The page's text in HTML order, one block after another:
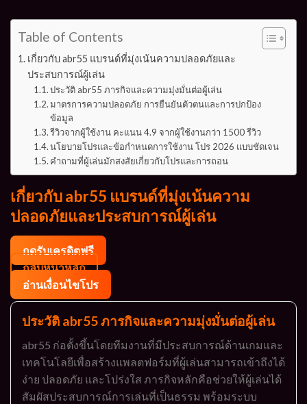
Table of Contents
เกี่ยวกับ abr55 แบรนด์ที่มุ่งเน้นความปลอดภัยและ
ประสบการณ์ผู้เล่น
ประวัติ abr55 ภารกิจและความมุ่งมั่นต่อผู้เล่น
มาตรการความปลอดภัย การยืนยันตัวตนและการปกป้อง
ข้อมูล
รีวิวจากผู้ใช้งาน คะแนน 4.9 จากผู้ใช้งานกว่า 1500 รีวิว
นโยบายโปรและข้อกำหนดการใช้งาน โปร 2026 แบบชัดเจน
คำถามที่ผู้เล่นมักสงสัยเกี่ยวกับโปรและการถอน
เกี่ยวกับ abr55 แบรนด์ที่มุ่งเน้นความ
ปลอดภัยและประสบการณ์ผู้เล่น
กดรับเครดิตฟรี
กลับหน้าหลัก
อ่านเงื่อนไขโปร
ประวัติ abr55 ภารกิจและความมุ่งมั่นต่อผู้เล่น
abr55 ก่อตั้งขึ้นโดยทีมงานที่มีประสบการณ์ด้านเกมและ
เทคโนโลยีเพื่อสร้างแพลตฟอร์มที่ผู้เล่นสามารถเข้าถึงได้
ง่าย ปลอดภัย และโปร่งใส ภารกิจหลักคือช่วยให้ผู้เล่นได้
สัมผัสประสบการณ์การเล่นที่เป็นธรรม พร้อมระบบ